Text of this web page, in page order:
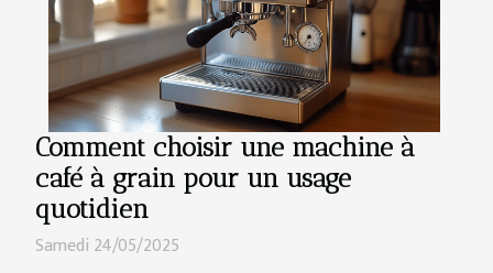
Comment choisir une machine à
café à grain pour un usage
quotidien
Samedi 24/05/2025